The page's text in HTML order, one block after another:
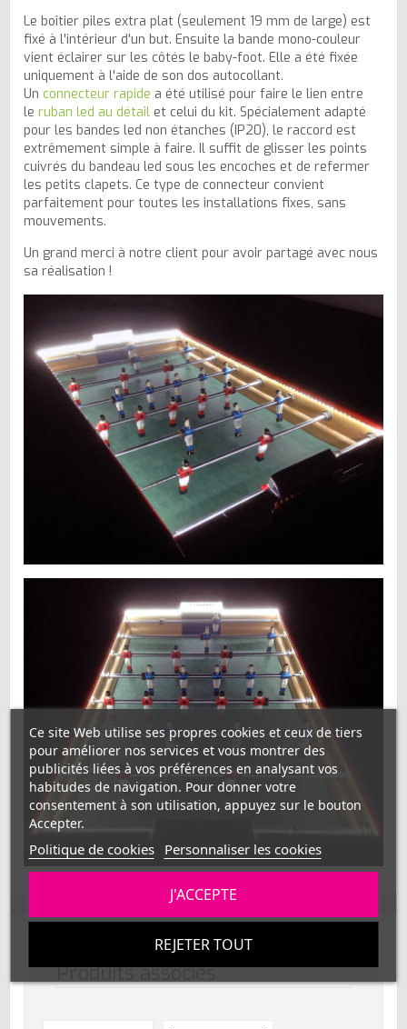
Le boîtier piles extra plat (seulement 19 mm de large) est
fixé à l'intérieur d'un but. Ensuite la bande mono-couleur
vient éclairer sur les côtés le baby-foot. Elle a été fixée
uniquement à l'aide de son dos autocollant.
Un connecteur rapide a été utilisé pour faire le lien entre
le ruban led au détail et celui du kit. Spécialement adapté
pour les bandes led non étanches (IP20), le raccord est
extrêmement simple à faire. Il suffit de glisser les points
cuivrés du bandeau led sous les encoches et de refermer
les petits clapets. Ce type de connecteur convient
parfaitement pour toutes les installations fixes, sans
mouvements.
Un grand merci à notre client pour avoir partagé avec nous
sa réalisation !
Produits associés
Ce site Web utilise ses propres cookies et ceux de tiers
pour améliorer nos services et vous montrer des
publicités liées à vos préférences en analysant vos
habitudes de navigation. Pour donner votre
consentement à son utilisation, appuyez sur le bouton
Accepter.
Politique de cookies Personnaliser les cookies
REJETER TOUT
J'ACCEPTE